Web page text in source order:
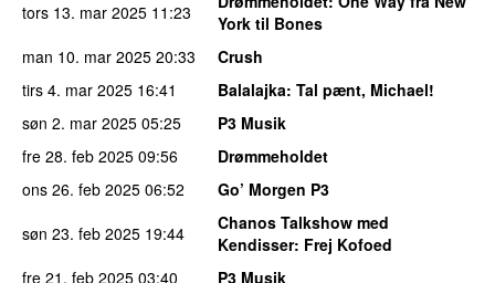
tors 13. mar 2025 11:23
York til Bones
man 10. mar 2025 20:33
Crush
tirs 4. mar 2025 16:41 Balalajka: Tal pænt, Michael!
søn 2. mar 2025 05:25
P3 Musik
fre 28. feb 2025 09:56
Drømmeholdet
ons 26. feb 2025 06:52
Go’ Morgen P3
søn 23. feb 2025 19:44
Chanos Talkshow med
Kendisser: Frej Kofoed
fre 21. feb 2025 03:40
P3 Musik